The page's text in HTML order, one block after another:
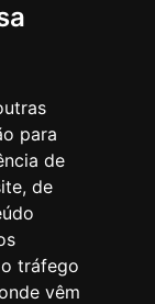
para
de
de
tráfego
vêm